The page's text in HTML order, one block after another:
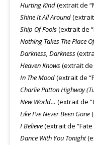
Hurting Kind(extrait de
Shine It AllAround
Ship Of Fools(extrait de
Nothing Takes The Place
Darkness, Darkness
Heaven Knows(extrait de
In The Mood(extrait de
Charlie Patton Highway
New World… (extrait de
Like I’ve Never Been Gone
I Believe(extrait de “Fate
Dance With You Tonight